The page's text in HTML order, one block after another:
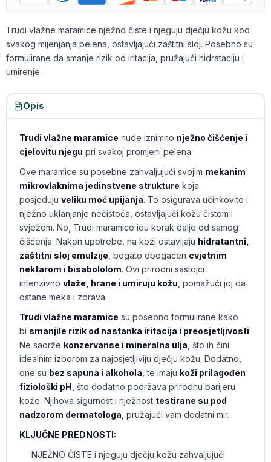
Trudi vlažne maramice nježno čiste i njeguju dječju kožu kod
svakog mijenjanja pelena, ostavljajući zaštitni sloj. Posebno su
formulirane da smanje rizik od iritacija, pružajući hidrataciju i
umirenje.
Opis
Trudi vlažne maramice nude iznimno nježno čišćenje i
cjelovitu njegu pri svakoj promjeni pelena.
Ove maramice su posebne zahvaljujući svojim mekanim
mikrovlaknima jedinstvene strukture koja
posjeduju veliku moć upijanja. To osigurava učinkovito i
nježno uklanjanje nečistoća, ostavljajući kožu čistom i
svježom. No, Trudi maramice idu korak dalje od samog
čišćenja. Nakon upotrebe, na koži ostavljaju hidratantni,
zaštitni sloj emulzije , bogato obogaćen cvjetnim
nektarom i bisabololom. Ovi prirodni sastojci
intenzivno vlaže, hrane i umiruju kožu , pomažući joj da
ostane meka i zdrava.
Trudi vlažne maramice su posebno formulirane kako
bi smanjile rizik od nastanka iritacija i preosjetljivosti.
Ne sadrže konzervanse i mineralna ulja , što ih čini
idealnim izborom za najosjetljiviju dječju kožu. Dodatno,
one su bez sapuna i alkohola , te imaju koži prilagođen
fiziološki pH , što dodatno podržava prirodnu barijeru
kože. Njihova sigurnost i nježnost testirane su pod
nadzorom dermatologa , pružajući vam dodatni mir.
KLJUČNE PREDNOSTI:
NJEŽNO ČISTE i njeguju dječju kožu zahvaljujući